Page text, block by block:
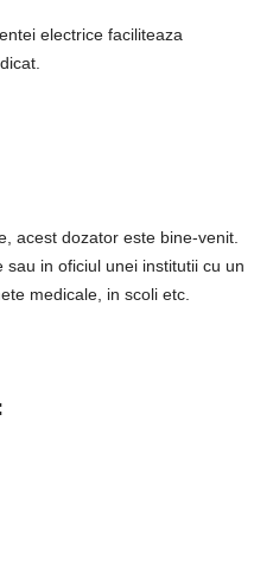
electrice faciliteaza
acest dozator este bine-venit.
in oficiul unei institutii cu un
medicale, in scoli etc.